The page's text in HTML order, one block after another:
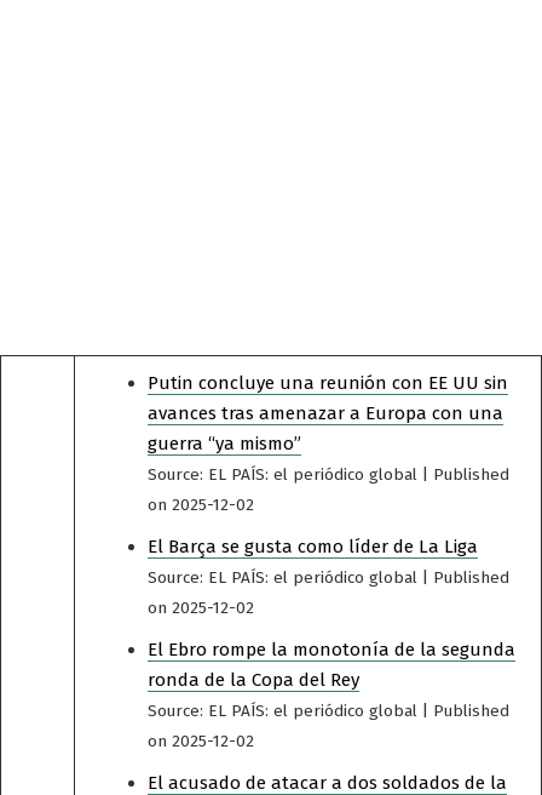
Putin concluye una reunión con EE UU sin
avances tras amenazar a Europa con una
guerra “ya mismo”
Source: EL PAÍS: el periódico global
Published
on 2025-12-02
El Barça se gusta como líder de La Liga
Source: EL PAÍS: el periódico global
Published
on 2025-12-02
El Ebro rompe la monotonía de la segunda
ronda de la Copa del Rey
Source: EL PAÍS: el periódico global
Published
on 2025-12-02
El acusado de atacar a dos soldados de la